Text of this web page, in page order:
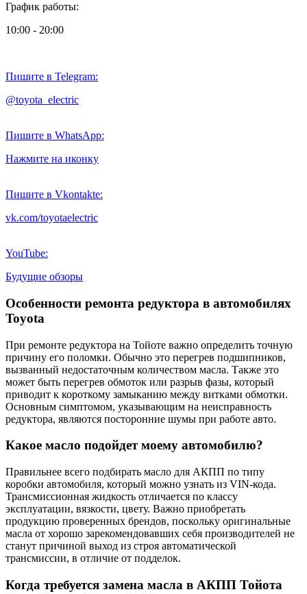
График работы:
10:00 - 20:00
Пишите в Telegram:
@toyota_electric
Пишите в WhatsApp:
Нажмите на иконку
Пишите в Vkontakte:
vk.com/toyotaelectric
YouTube:
Будущие обзоры
Особенности ремонта редуктора в автомобилях
Toyota
При ремонте редуктора на Тойоте важно определить точную
причину его поломки. Обычно это перегрев подшипников,
вызванный недостаточным количеством масла. Также это
может быть перегрев обмоток или разрыв фазы, который
приводит к короткому замыканию между витками обмотки.
Основным симптомом, указывающим на неисправность
редуктора, являются посторонние шумы при работе авто.
Какое масло подойдет моему автомобилю?
Правильнее всего подбирать масло для АКПП по типу
коробки автомобиля, который можно узнать из VIN-кода.
Трансмиссионная жидкость отличается по классу
эксплуатации, вязкости, цвету. Важно приобретать
продукцию проверенных брендов, поскольку оригинальные
масла от хорошо зарекомендовавших себя производителей не
станут причиной выход из строя автоматической
трансмиссии, в отличие от подделок.
Когда требуется замена масла в АКПП Тойота